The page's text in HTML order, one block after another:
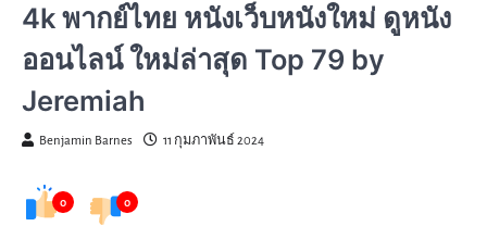
4k พากย์ไทย หนังเว็บหนังใหม่ ดูหนัง
ออนไลน์ ใหม่ล่าสุด Top 79 by
Jeremiah
Benjamin Barnes 11 กุมภาพันธ์ 2024
0 0